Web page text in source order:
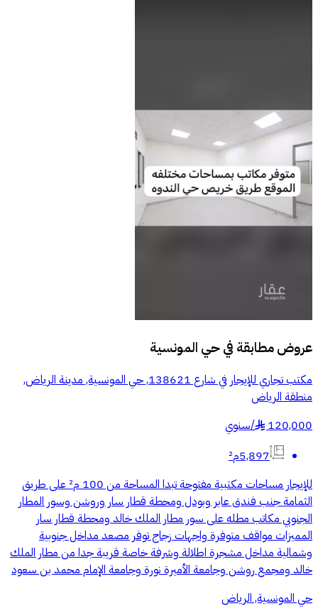
عروض مطابقة فيحي المونسية
مكتب تجاري للإيجار في شارع 138621, حي المونسية, مدينة الرياض,
منطقة الرياض
120,000
§
/سنوي
5,897م²
للإيجار مساحات مكتبية مفتوحة تبدا المساحة من 100 م² على طريق
الثمامة جنب فندق عابر وبودل ومحطة قطار سار وروشن وسور المطار
الجنوبي مكاتب مطله على سور مطار الملك خالد ومحطة قطار سار
المميزات مواقف متوفرة واجهات زجاج توفر مصعد مداخل جنوبية
وشمالية مداخل مشجرة اطلالة وشرفة خاصة قريبة جدا من مطار الملك
خالد ومجمع روشن وجامعة الأميرة نورة وجامعة الإمام محمد بن سعود
حي المونسية, الرياض